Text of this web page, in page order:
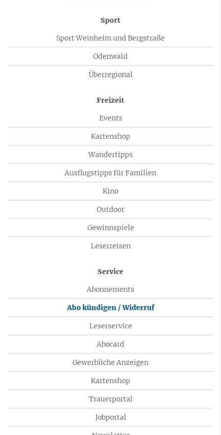
Sport
Sport Weinheim und Bergstraße
Odenwald
Überregional
Freizeit
Events
Kartenshop
Wandertipps
Ausflugstipps für Familien
Kino
Outdoor
Gewinnspiele
Leserreisen
Service
Abonnements
Abo kündigen / Widerruf
Leserservice
Abocard
Gewerbliche Anzeigen
Kartenshop
Trauerportal
Jobportal